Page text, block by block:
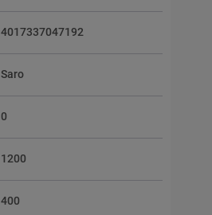
4017337047192
Saro
0
1200
400